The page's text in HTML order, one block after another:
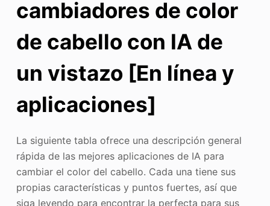
cambiadores de color
de cabello con IA de
un vistazo[En línea y
aplicaciones]
La siguiente tabla ofrece una descripción general
rápida de las mejores aplicaciones de IA para
cambiar el color del cabello. Cada una tiene sus
propias características y puntos fuertes, así que
siga leyendo para encontrar la perfecta para sus